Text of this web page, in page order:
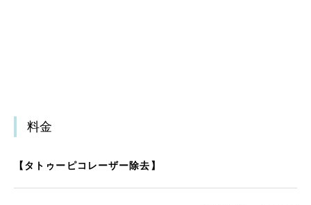
料金
【タトゥーピコレーザー除去】